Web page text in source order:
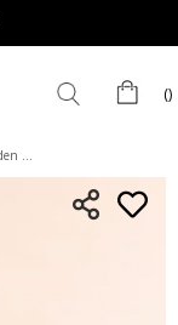
Büyük Beden Kapüşonlu Şişme Mont Siyah